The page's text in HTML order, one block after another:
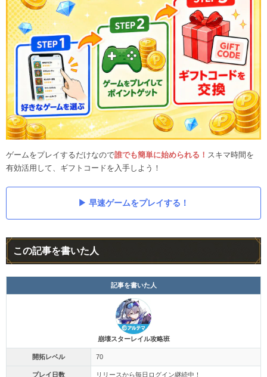
ゲームをプレイするだけなので誰でも簡単に始められる！ スキマ時間を
有効活用して、ギフトコードを入手しよう！
早速ゲームをプレイする！
この記事を書いた人
記事を書いた人
崩壊スターレイル攻略班
開拓レベル 70
プレイ日数 リリースから毎日ログイン継続中！